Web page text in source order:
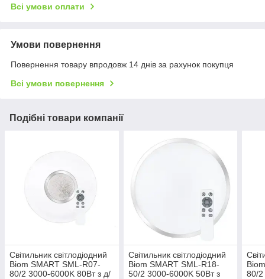
Всі умови оплати
Умови повернення
Повернення товару впродовж 14 днів за рахунок покупця
Всі умови повернення
Подібні товари компанії
Світильник світлодіодний
Biom SMART SML-R07-
80/2 3000-6000K 80Вт з д/
Світильник світлодіодний
Biom SMART SML-R18-
50/2 3000-6000K 50Вт з
80/2